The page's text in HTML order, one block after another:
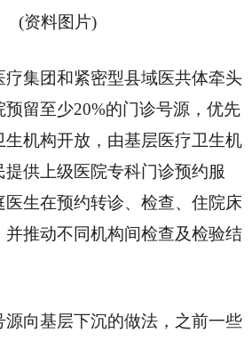
(资料图片)
疗集团和紧密型县域医共体牵头
留至少20%的门诊号源，优先
生机构开放，由基层医疗卫生机
供上级医院专科门诊预约服
生在预约转诊、检查、住院床
并推动不同机构间检查及检验结
源向基层下沉的做法，之前一些